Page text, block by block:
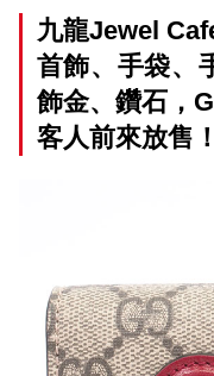
九龍Jewel
首飾、手袋、
飾金、鑽石，
客人前來放售！